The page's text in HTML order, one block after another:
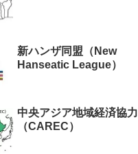
新ハンザ同盟（New
Hanseatic League）
中央アジア地域経済協力
（CAREC）